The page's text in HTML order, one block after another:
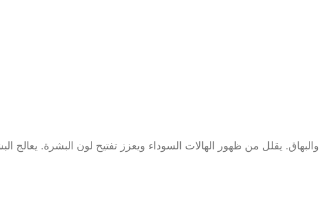
يقلل من ظهور الهالات السوداء ويعزز تفتيح لون البشرة. يعالج